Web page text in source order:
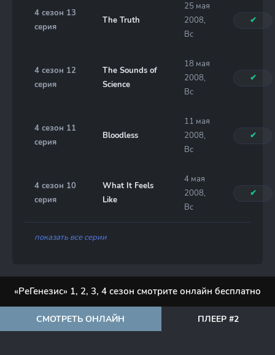
4 сезон 13
серия
The Truth
25 мая
2008,
Вс
✔
4 сезон 12
серия
The Sounds of
Science
18 мая
2008,
Вс
✔
4 сезон 11
серия
Bloodless
11 мая
2008,
Вс
✔
4 сезон 10
серия
What It Feels
Like
4 мая
2008,
Вс
✔
показать все серии
«РеГенезис» 1, 2, 3, 4 сезон смотрите онлайн бесплатно
СМОТРЕТЬ ОНЛАЙН ПЛЕЕР #2